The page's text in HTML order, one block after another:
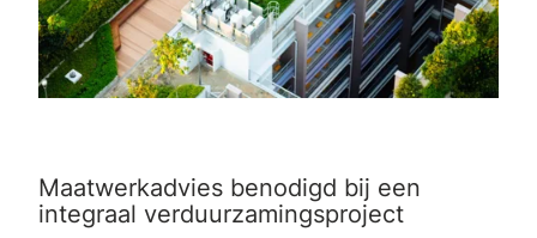
Maatwerkadvies benodigd bij een
integraal verduurzamingsproject